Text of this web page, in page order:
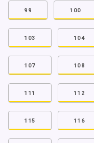
99 100
103 104
107 108
111 112
115 116